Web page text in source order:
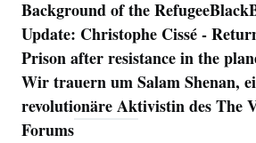
Background of the
Update: Christophe Cissé -
Prison after resistance in the
Wir trauern um Salam Shenan,
revolutionäre Aktivistin des The
Forums